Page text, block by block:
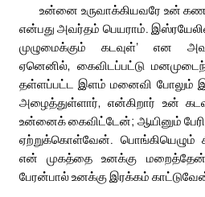
உன்னை உருவாக்கியவரே உன்
என்பது அவர்தம் பெயராம்.
முழுமைக்கும் கடவுள்’ என
ஏனெனில், கைவிடப்பட்டு
தள்ளப்பட்ட இளம் மனைவி போலும்
அழைத்துள்ளார், என்கிறார் உன்
உன்னைக் கைவிட்டேன்; ஆயினும்
ஏற்றுக்கொள்வேன். பொங்கியெழும்
என் முகத்தை உனக்கு
பேரன்பால் உனக்கு இரக்கம்